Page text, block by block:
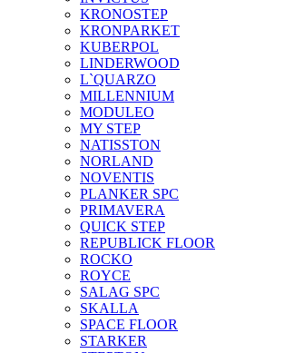
KRONOSTEP
KRONPARKET
KUBERPOL
LINDERWOOD
L`QUARZO
MILLENNIUM
MODULEO
MY STEP
NATISSTON
NORLAND
NOVENTIS
PLANKER SPC
PRIMAVERA
QUICK STEP
REPUBLICK FLOOR
ROCKO
ROYCE
SALAG SPC
SKALLA
SPACE FLOOR
STARKER